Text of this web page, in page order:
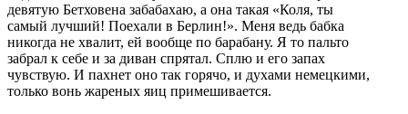
девятую Бетховена забабахаю, а она такая «Коля, ты
самый лучший! Поехали в Берлин!». Меня ведь бабка
никогда не хвалит, ей вообще по барабану. Я то пальто
забрал к себе и за диван спрятал. Сплю и его запах
чувствую. И пахнет оно так горячо, и духами немецкими,
только вонь жареных яиц примешивается.